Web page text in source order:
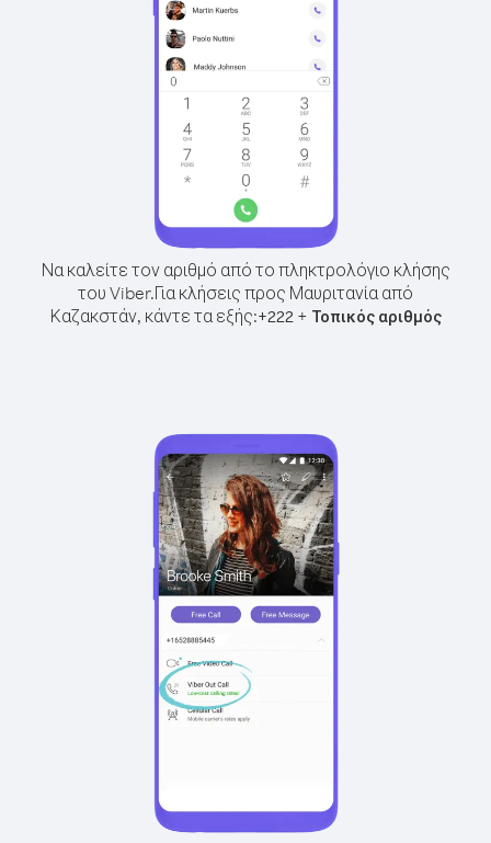
Να καλείτε τον αριθμό από το πληκτρολόγιο κλήσης
του Viber.Για κλήσεις προς Μαυριτανία από
Καζακστάν, κάντε τα εξής:+222+ Τοπικός αριθμός